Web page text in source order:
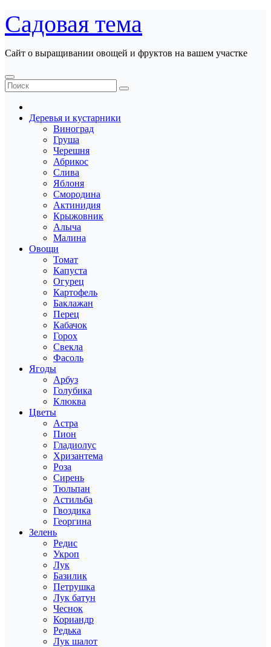
Перейти
к
содержанию
Садовая тема
Сайт о выращивании овощей и фруктов на вашем участке
Деревья и кустарники
Виноград
Груша
Черешня
Абрикос
Слива
Яблоня
Смородина
Актинидия
Крыжовник
Алыча
Малина
Овощи
Томат
Капуста
Огурец
Картофель
Баклажан
Перец
Кабачок
Горох
Свекла
Фасоль
Ягоды
Арбуз
Голубика
Клюква
Цветы
Астра
Пион
Гладиолус
Хризантема
Роза
Сирень
Тюльпан
Астильба
Гвоздика
Георгина
Зелень
Редис
Укроп
Лук
Базилик
Петрушка
Лук батун
Чеснок
Кориандр
Редька
Лук шалот